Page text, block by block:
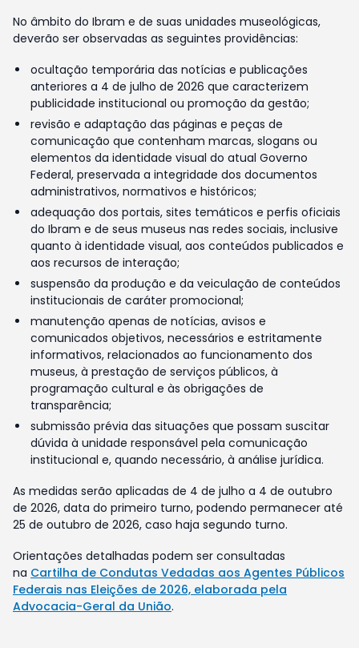
No âmbito do Ibram e de suas unidades museológicas,
deverão ser observadas as seguintes providências:
ocultação temporária das notícias e publicações
anteriores a 4 de julho de 2026 que caracterizem
publicidade institucional ou promoção da gestão;
revisão e adaptação das páginas e peças de
comunicação que contenham marcas, slogans ou
elementos da identidade visual do atual Governo
Federal, preservada a integridade dos documentos
administrativos, normativos e históricos;
adequação dos portais, sites temáticos e perfis oficiais
do Ibram e de seus museus nas redes sociais, inclusive
quanto à identidade visual, aos conteúdos publicados e
aos recursos de interação;
suspensão da produção e da veiculação de conteúdos
institucionais de caráter promocional;
manutenção apenas de notícias, avisos e
comunicados objetivos, necessários e estritamente
informativos, relacionados ao funcionamento dos
museus, à prestação de serviços públicos, à
programação cultural e às obrigações de
transparência;
submissão prévia das situações que possam suscitar
dúvida à unidade responsável pela comunicação
institucional e, quando necessário, à análise jurídica.
As medidas serão aplicadas de 4 de julho a 4 de outubro
de 2026, data do primeiro turno, podendo permanecer até
25 de outubro de 2026, caso haja segundo turno.
Orientações detalhadas podem ser consultadas
na Cartilha de Condutas Vedadas aos Agentes Públicos
Federais nas Eleições de 2026, elaborada pela
Advocacia-Geral da União.